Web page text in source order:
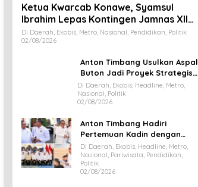
Ketua Kwarcab Konawe, Syamsul
Ibrahim Lepas Kontingen Jamnas XII
2026
Di Daerah, Ekobis, Metro, Nasional, Pendidikan, Politik
02/08/2026
Anton Timbang Usulkan Aspal
Buton Jadi Proyek Strategis
Nasional
Di Daerah, Ekobis, Headline, Metro,
Nasional, Politik
02/08/2026
Anton Timbang Hadiri
Pertemuan Kadin dengan
Presiden Prabowo, Bawa Misi
Majukan Ekonomi Sultra
Di Daerah, Ekobis, Headline, Metro,
Nasional, Pariwisata, Pendidikan,
Politik
02/08/2026